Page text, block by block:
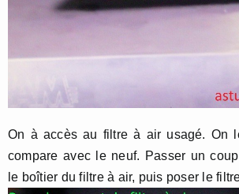
On à accès au filtre à air usagé. On
compare avec le neuf. Passer un
le boîtier du filtre à air, puis poser le